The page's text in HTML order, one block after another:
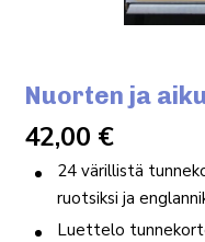
Nuorten ja
42,00 €
24 värillistä
ruotsiksi ja
Luettelo